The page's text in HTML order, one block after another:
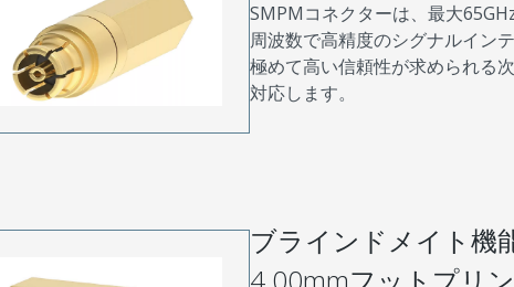
SMPMコネクターは、最大
周波数で高精度のシグナルイン
極めて高い信頼性が求められる
対応します。
ブラインドメイト機